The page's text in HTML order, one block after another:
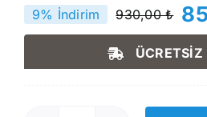
930,00₺
Orijinal
fiyat:
930,00
Şu
andaki
fiyat:
850,00
9% İndirim
ÜCRETSİZ